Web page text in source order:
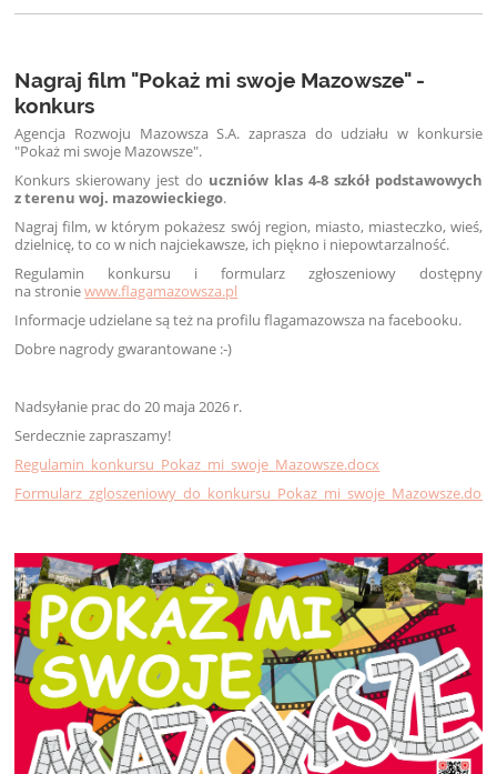
Nagraj film "Pokaż mi swoje Mazowsze" -
konkurs
Agencja Rozwoju Mazowsza S.A. zaprasza do udziału w konkursie
"Pokaż mi swoje Mazowsze".
Konkurs skierowany jest do uczniów klas 4-8 szkół podstawowych
z terenu woj. mazowieckiego.
Nagraj film, w którym pokażesz swój region, miasto, miasteczko, wieś,
dzielnicę, to co w nich najciekawsze, ich piękno i niepowtarzalność.
Regulamin konkursu i formularz zgłoszeniowy dostępny
na stroniewww.flagamazowsza.pl
Informacje udzielane są też na profilu flagamazowsza na facebooku.
Dobre nagrody gwarantowane :-)
Nadsyłanie prac do 20 maja 2026 r.
Serdecznie zapraszamy!
Regulamin_konkursu_Pokaz_mi_swoje_Mazowsze.docx
Formularz_zgloszeniowy_do_konkursu_Pokaz_mi_swoje_Mazowsze.docx